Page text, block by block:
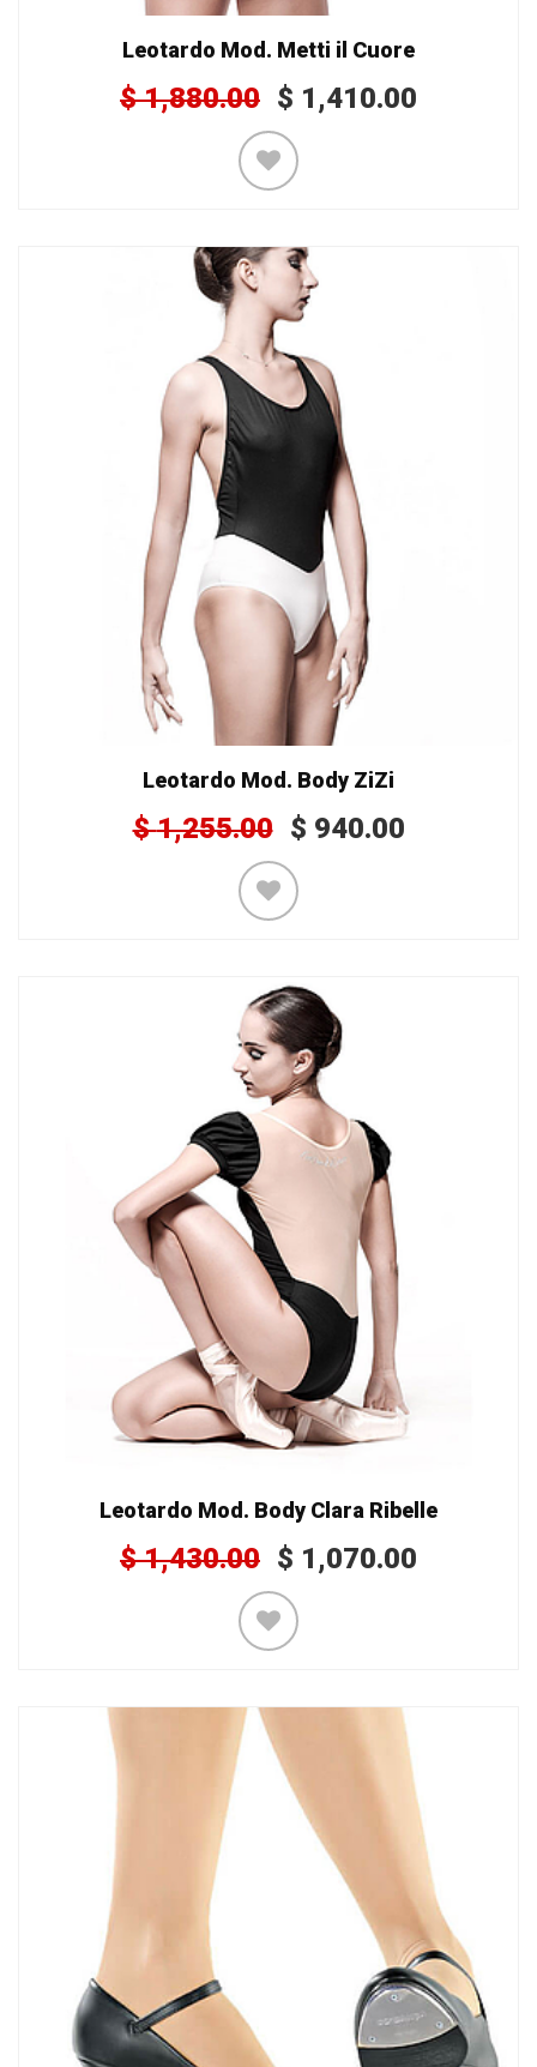
Leotardo Mod. Metti il Cuore
$1,880.00 $ 1,410.00
Leotardo Mod. Body ZiZi
$1,255.00 $ 940.00
Leotardo Mod. Body Clara Ribelle
$1,430.00 $ 1,070.00